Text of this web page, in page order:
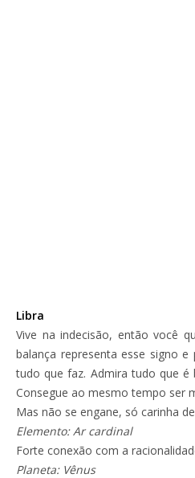
Libra
Vive na indecisão, então você
balança representa esse signo
tudo que faz. Admira tudo que é
Consegue ao mesmo tempo ser
Mas não se engane, só carinha
Elemento: Ar cardinal
Forte conexão com a
Planeta: Vênus